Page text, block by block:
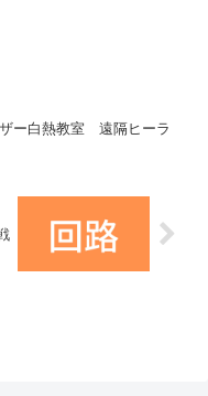
ザー白熱教室 遠隔ヒーラ